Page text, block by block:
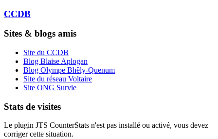
CCDB
Sites & blogs amis
Site du CCDB
Blog Blaise Aplogan
Blog Olympe Bhêly-Quenum
Site du réseau Voltaire
Site ONG Survie
Stats de visites
Le plugin JTS CounterStats n'est pas installé ou activé, vous devez
corriger cette situation.